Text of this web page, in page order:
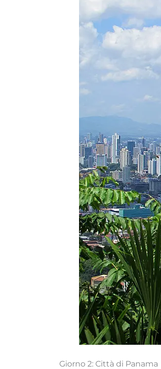
Giorno 2: Città di Panama